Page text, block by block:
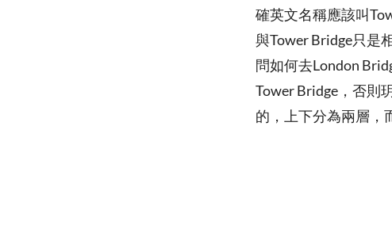
確英文名稱應該叫
與Tower Bridge只是
問如何去London
Tower Bridge，否則
的，上下分為兩層，